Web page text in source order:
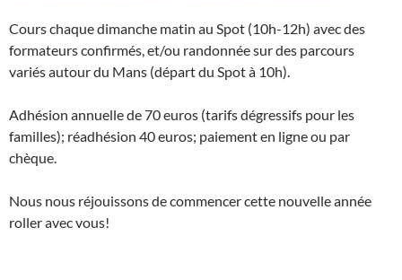
Cours chaque dimanche matin au Spot (10h-12h) avec des
formateurs confirmés, et/ou randonnée sur des parcours
variés autour du Mans (départ du Spot à 10h).
Adhésion annuelle de 70 euros (tarifs dégressifs pour les
familles); réadhésion 40 euros; paiement en ligne ou par
chèque.
Nous nous réjouissons de commencer cette nouvelle année
roller avec vous!